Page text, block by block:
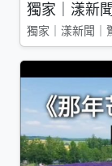
獨家｜漾新
獨家｜漾新聞｜